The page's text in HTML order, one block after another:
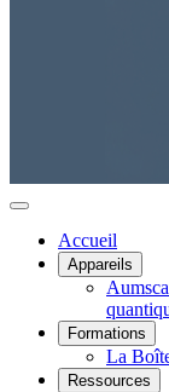
Accueil
Appareils
Formations
La
Ressources